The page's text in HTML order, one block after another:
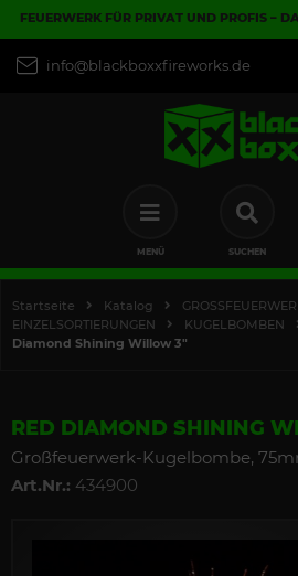
FEUERWERK FÜR PRIVAT UND PROFIS –
info@blackboxxfireworks.de
MENÜ SUCHEN
Startseite Katalog
EINZELSORTIERUNGEN
KUGELBOMBEN
Diamond Shining Willow 3"
RED DIAMOND SHINING
Großfeuerwerk-Kugelbombe,
Art.Nr.: 434900